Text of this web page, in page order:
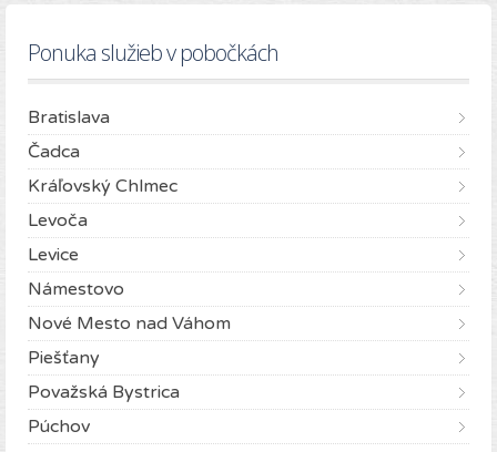
Ponuka služieb v pobočkách
Bratislava
Čadca
Kráľovský Chlmec
Levoča
Levice
Námestovo
Nové Mesto nad Váhom
Piešťany
Považská Bystrica
Púchov